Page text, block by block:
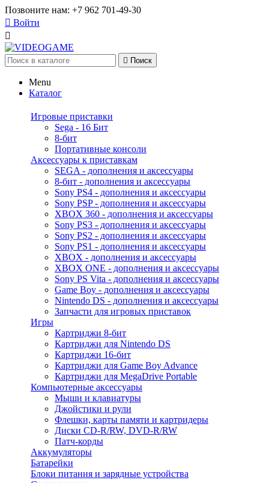
Позвоните нам: +7 962 701-49-30
 Войти

 Поиск
Menu
Каталог
Игровые приставки
Sega - 16 Бит
8-бит
Портативные консоли
Аксессуары к приставкам
SEGA - дополнения и аксессуары
8-бит - дополнения и аксессуары
Sony PS4 - дополнения и аксессуары
Sony PSP - дополнения и аксессуары
XBOX 360 - дополнения и аксессуары
Sony PS3 - дополнения и аксессуары
Sony PS2 - дополнения и аксессуары
Sony PS1 - дополнения и аксессуары
XBOX - дополнения и аксессуары
XBOX ONE - дополнения и аксессуары
Sony PS Vita - дополнения и аксессуары
Game Boy - дополнения и аксессуары
Nintendo DS - дополнения и аксессуары
Запчасти для игровых приставок
Игры
Картриджи 8-бит
Картриджи для Nintendo DS
Картриджи 16-бит
Картриджи для Game Boy Advance
Картриджи для MegaDrive Portable
Компьютерные аксессуары
Мыши и клавиатуры
Джойстики и рули
Флешки, карты памяти и картридеры
Диски CD-R/RW, DVD-R/RW
Патч-корды
Аккумуляторы
Батарейки
Блоки питания и зарядные устройства